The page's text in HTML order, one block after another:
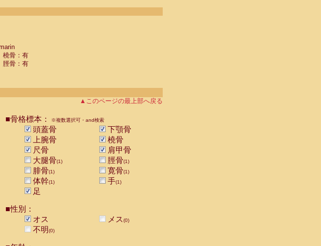
橈骨：有
脛骨：有
▲このページの最上部へ戻る
■骨格標本： ※複数選択可・and検索
頭蓋骨
下顎骨
上腕骨
橈骨
尺骨
肩甲骨
大腿骨(1) 脛骨(1)
腓骨(1) 寛骨(1)
体幹(1) 手(1)
足
■性別：
オス
メス(0)
不明(0)